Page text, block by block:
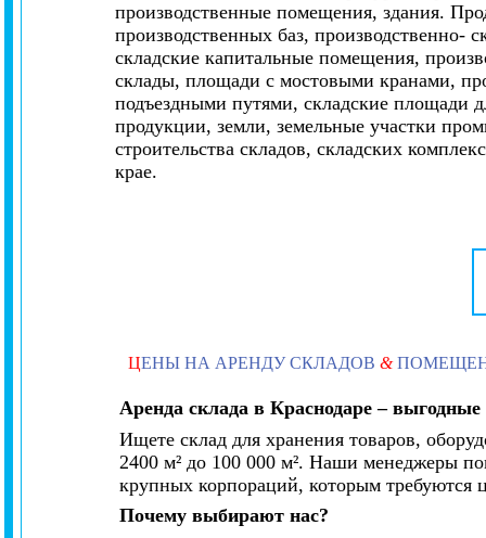
производственные помещения, здания.
производственных баз, производственно-
складские капитальные помещения,
склады, площади с мостовыми кранами,
подъездными путями, складские площади
продукции, земли, земельные участки
строительства складов, складских
крае.
ЦЕНЫ НА АРЕНДУ СКЛАДОВ &
Аренда склада в Краснодаре – выгодные
Ищете склад для хранения товаров,
2400 м² до 100 000 м². Наши менеджеры
крупных корпораций, которым требуются
Почему выбирают нас?